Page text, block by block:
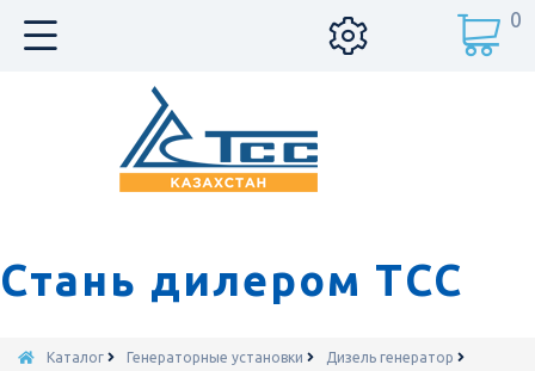
Стань дилером ТСС
0
Каталог Генераторные установки
Дизель генератор